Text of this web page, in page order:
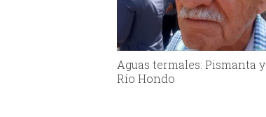
Aguas termales: Pismanta y
Río Hondo